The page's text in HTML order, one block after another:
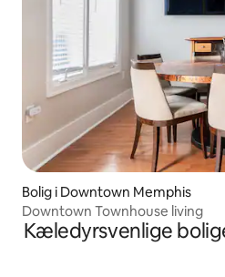
Bolig i Downtown Memphis
Downtown Townhouse living
Kæledyrsvenlige